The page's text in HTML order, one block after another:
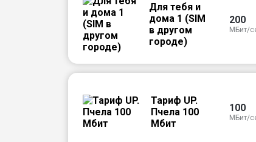
Для тебя и
дома 1 (SIM
в другом
городе)
200
МБит/
Тариф UP.
Пчела 100
Мбит
100
МБит/